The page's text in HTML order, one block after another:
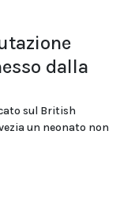
dalla
sul British
un neonato non